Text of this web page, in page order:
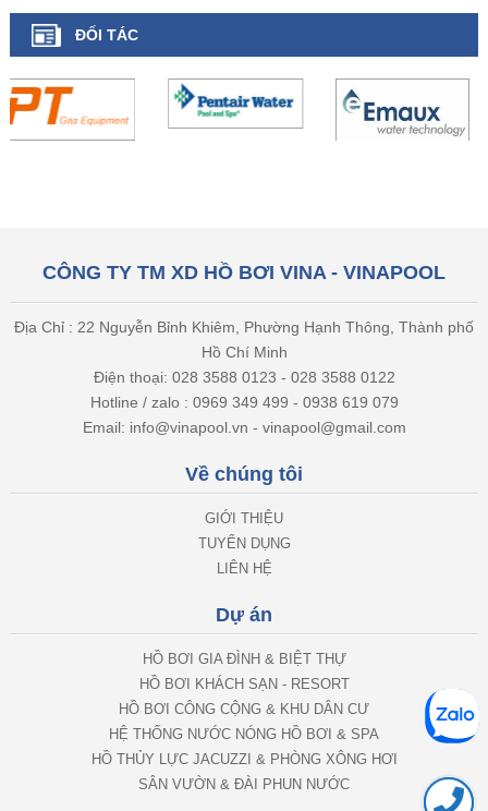
ĐỐI TÁC
CÔNG TY TM XD HỒ BƠI VINA - VINAPOOL
Địa Chỉ : 22 Nguyễn Bỉnh Khiêm, Phường Hạnh Thông, Thành phố
Hồ Chí Minh
Điện thoại: 028 3588 0123 - 028 3588 0122
Hotline / zalo : 0969 349 499 - 0938 619 079
Email: info@vinapool.vn - vinapool@gmail.com
Về chúng tôi
GIỚI THIỆU
TUYỂN DỤNG
LIÊN HỆ
Dự án
HỒ BƠI GIA ĐÌNH & BIỆT THỰ
HỒ BƠI KHÁCH SẠN - RESORT
HỒ BƠI CÔNG CỘNG & KHU DÂN CƯ
HỆ THỐNG NƯỚC NÓNG HỒ BƠI & SPA
HỒ THỦY LỰC JACUZZI & PHÒNG XÔNG HƠI
SÂN VƯỜN & ĐÀI PHUN NƯỚC